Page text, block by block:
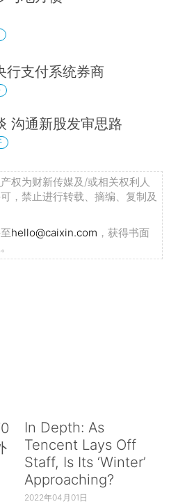
行支付系统券商
沟通新股发审思路
权为财新传媒及/或相关权利人
，禁止进行转载、摘编、复制及
hello@caixin.com ，获得书面
In Depth: As
Tencent Lays Off
Staff, Is Its ‘Winter’
Approaching?
2022年04月01日